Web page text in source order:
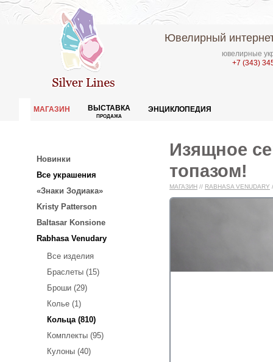
Ювелирный
ювелирные
+7 (343)
МАГАЗИН ВЫСТАВКА
ПРОДАЖА
ЭНЦИКЛОПЕДИЯ
Новинки
Все украшения
«Знаки Зодиака»
Kristy Patterson
Baltasar Konsione
Rabhasa Venudary
Все изделия
Браслеты (15)
Броши (29)
Колье (1)
Кольца (810)
Комплекты (95)
Кулоны (40)
Изящное
топазом!
МАГАЗИН // RABHASA VENUDARY